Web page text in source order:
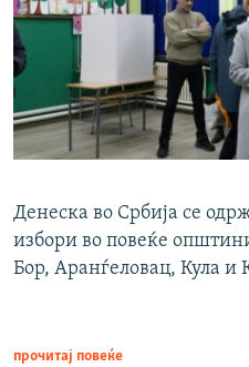
Денеска во Србија се
избори во повеќе
Бор, Аранѓеловац, Кула и
прочитај повеќе